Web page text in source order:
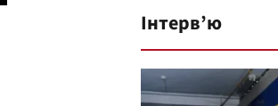
Інтерв’ю